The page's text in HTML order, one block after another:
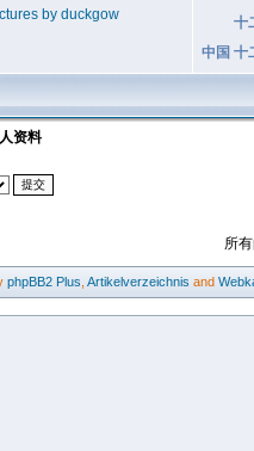
十
中国 十
by duckgow
资料
所
phpBB2 Plus Artikelverzeichnis and